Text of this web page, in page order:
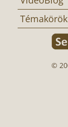
Témakörök
©